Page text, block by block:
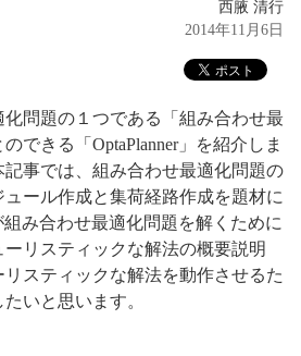
西腋 清行
2014年11月6日
化問題の１つである「組み合わせ最
できる「OptaPlanner」を紹介しま
事では、組み合わせ最適化問題の
ール作成と集荷経路作成を題材に
組み合わせ最適化問題を解くために
リスティックな解法の概要説明
スティックな解法を動作させるた
いと思います。